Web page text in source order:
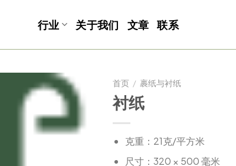
行业 关于我们 文章 联系
首页 / 裹纸与衬纸
衬纸
克重：21克/平方米
尺寸：320 × 500 毫米